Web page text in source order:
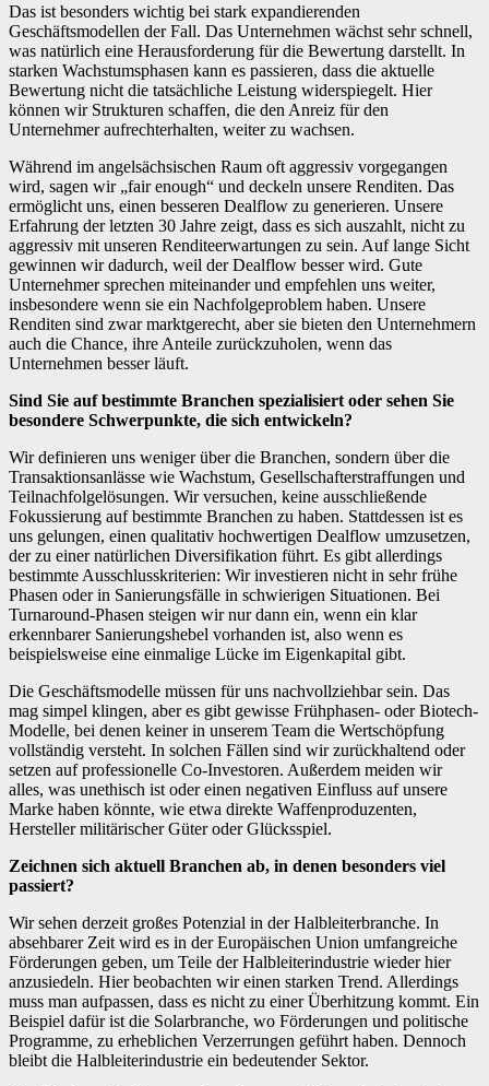
Das ist besonders wichtig bei stark expandierenden
Geschäftsmodellen der Fall. Das Unternehmen wächst sehr schnell,
was natürlich eine Herausforderung für die Bewertung darstellt. In
starken Wachstumsphasen kann es passieren, dass die aktuelle
Bewertung nicht die tatsächliche Leistung widerspiegelt. Hier
können wir Strukturen schaffen, die den Anreiz für den
Unternehmer aufrechterhalten, weiter zu wachsen.
Während im angelsächsischen Raum oft aggressiv vorgegangen
wird, sagen wir „fair enough“ und deckeln unsere Renditen. Das
ermöglicht uns, einen besseren Dealflow zu generieren. Unsere
Erfahrung der letzten 30 Jahre zeigt, dass es sich auszahlt, nicht zu
aggressiv mit unseren Renditeerwartungen zu sein. Auf lange Sicht
gewinnen wir dadurch, weil der Dealflow besser wird. Gute
Unternehmer sprechen miteinander und empfehlen uns weiter,
insbesondere wenn sie ein Nachfolgeproblem haben. Unsere
Renditen sind zwar marktgerecht, aber sie bieten den Unternehmern
auch die Chance, ihre Anteile zurückzuholen, wenn das
Unternehmen besser läuft.
Sind Sie auf bestimmte Branchen spezialisiert oder sehen Sie
besondere Schwerpunkte, die sich entwickeln?
Wir definieren uns weniger über die Branchen, sondern über die
Transaktionsanlässe wie Wachstum, Gesellschafterstraffungen und
Teilnachfolgelösungen. Wir versuchen, keine ausschließende
Fokussierung auf bestimmte Branchen zu haben. Stattdessen ist es
uns gelungen, einen qualitativ hochwertigen Dealflow umzusetzen,
der zu einer natürlichen Diversifikation führt. Es gibt allerdings
bestimmte Ausschlusskriterien: Wir investieren nicht in sehr frühe
Phasen oder in Sanierungsfälle in schwierigen Situationen. Bei
Turnaround-Phasen steigen wir nur dann ein, wenn ein klar
erkennbarer Sanierungshebel vorhanden ist, also wenn es
beispielsweise eine einmalige Lücke im Eigenkapital gibt.
Die Geschäftsmodelle müssen für uns nachvollziehbar sein. Das
mag simpel klingen, aber es gibt gewisse Frühphasen- oder Biotech-
Modelle, bei denen keiner in unserem Team die Wertschöpfung
vollständig versteht. In solchen Fällen sind wir zurückhaltend oder
setzen auf professionelle Co-Investoren. Außerdem meiden wir
alles, was unethisch ist oder einen negativen Einfluss auf unsere
Marke haben könnte, wie etwa direkte Waffenproduzenten,
Hersteller militärischer Güter oder Glücksspiel.
Zeichnen sich aktuell Branchen ab, in denen besonders viel
passiert?
Wir sehen derzeit großes Potenzial in der Halbleiterbranche. In
absehbarer Zeit wird es in der Europäischen Union umfangreiche
Förderungen geben, um Teile der Halbleiterindustrie wieder hier
anzusiedeln. Hier beobachten wir einen starken Trend. Allerdings
muss man aufpassen, dass es nicht zu einer Überhitzung kommt. Ein
Beispiel dafür ist die Solarbranche, wo Förderungen und politische
Programme, zu erheblichen Verzerrungen geführt haben. Dennoch
bleibt die Halbleiterindustrie ein bedeutender Sektor.